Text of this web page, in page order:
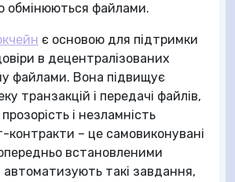
обмінюються файлами.
є основою для підтримки
в децентралізованих
файлами. Вона підвищує
транзакцій і передачі файлів,
і незламність
контракти – це самовиконувані
встановленими
автоматизують такі завдання,